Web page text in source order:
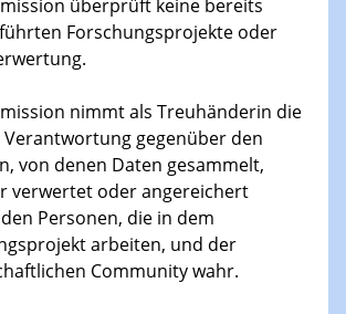
überprüft keine bereits
Forschungsprojekte oder
nimmt als Treuhänderin die
Verantwortung gegenüber den
von denen Daten gesammelt,
verwertet oder angereichert
Personen, die in dem
arbeiten, und der
Community wahr.